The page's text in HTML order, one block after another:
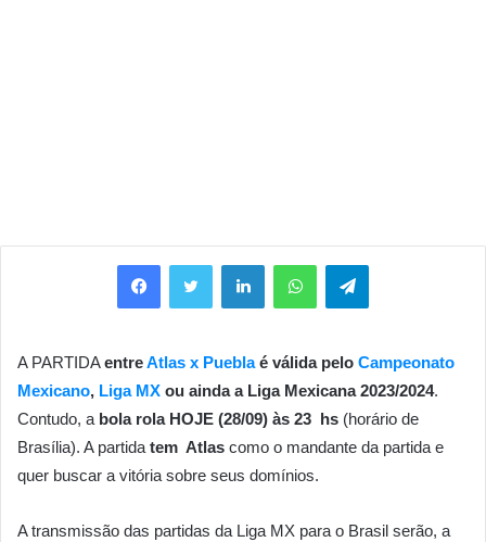
FacebookTwitter LinkedinWhatsAppTelegram
A PARTIDAentreAtlas x Pueblaé válida pelo Campeonato
Mexicano, Liga MX ou ainda a Liga Mexicana 2023/2024.
Contudo, a bola rola HOJE (28/09) às 23 hs (horário de
Brasília). A partida tem Atlas como o mandante da partida e
quer buscar a vitória sobre seus domínios.
A transmissão das partidas da Liga MX para o Brasil serão, a